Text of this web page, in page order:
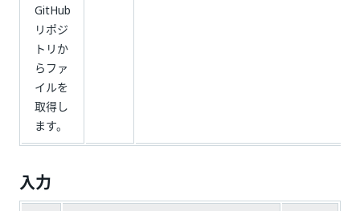
GitHub
リポジ
トリか
らファ
イルを
取得し
ます。
入力